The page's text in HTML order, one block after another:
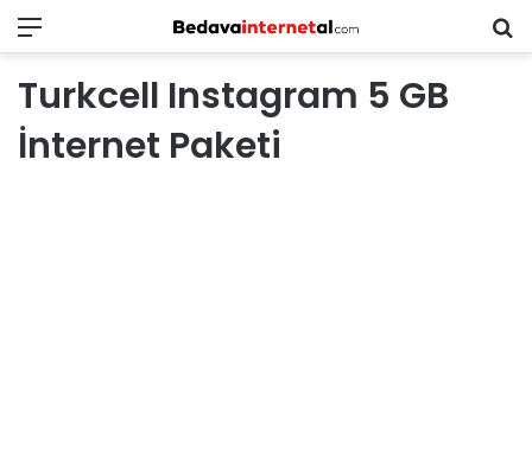
Menü
Turkcell Instagram 5 GB
İnternet Paketi